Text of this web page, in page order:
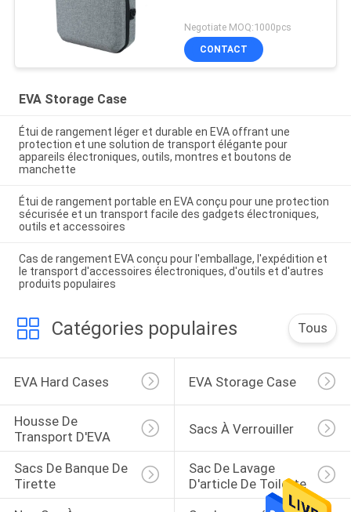
Negotiate MOQ:1000pcs
CONTACT
EVA Storage Case
Étui de rangement léger et durable en EVA offrant une
protection et une solution de transport élégante pour
appareils électroniques, outils, montres et boutons de
manchette
Étui de rangement portable en EVA conçu pour une protection
sécurisée et un transport facile des gadgets électroniques,
outils et accessoires
Cas de rangement EVA conçu pour l'emballage, l'expédition et
le transport d'accessoires électroniques, d'outils et d'autres
produits populaires
Catégories populaires Tous
EVA Hard Cases EVA Storage Case
Housse De
Transport D'EVA
Sacs À Verrouiller
Sacs De Banque De
Tirette
Sac De Lavage
D'article De Toilette